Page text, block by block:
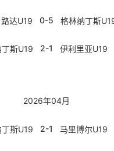
路达U19 0-5 格林纳丁斯
斯U19 2-1 伊利里亚U19
2026年04月
斯U19 2-1 马里博尔U19